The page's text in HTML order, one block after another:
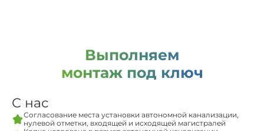
Выполняем
монтаж под ключ
С нас
Согласование места установки автономной канализации,
нулевой отметки, входящей и исходящей магистралей